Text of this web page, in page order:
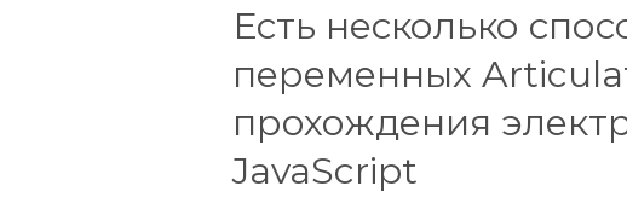
Есть несколько
переменных
прохождения
JavaScript